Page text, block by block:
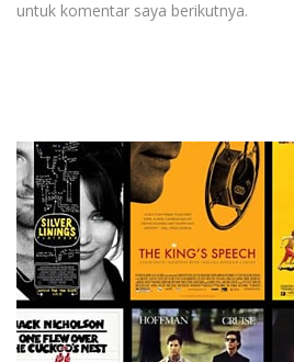
untuk komentar saya berikutnya.